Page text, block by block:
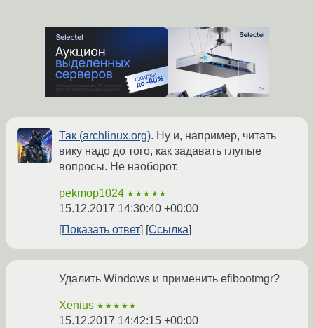
Так (archlinux.org). Ну и, например, читать
вику надо до того, как задавать глупые
вопросы. Не наоборот.
pekmop1024 ★★★★★
15.12.2017 14:30:40 +00:00
Показать ответ
Ссылка
Удалить Windows и применить efibootmgr?
Xenius ★★★★★
15.12.2017 14:42:15 +00:00